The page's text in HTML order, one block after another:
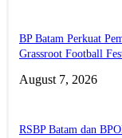
BP Batam Perkuat
Grassroot Football
August 7, 2026
RSBP Batam dan